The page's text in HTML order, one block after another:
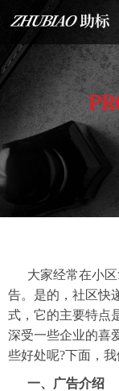
大家经常在小
告。是的，社区快
式，它的主要特点
深受一些企业的喜
些好处呢?下面，我
一、广告介绍